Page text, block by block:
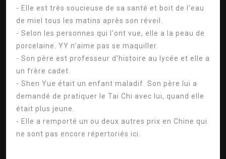
- Elle est très soucieuse de sa santé et boit de l'eau
de miel tous les matins après son réveil.
- Selon les personnes qui l'ont vue, elle a la peau de
porcelaine. YY n'aime pas se maquiller.
- Son père est professeur d'histoire au lycée et elle a
un frère cadet.
- Shen Yue était un enfant maladif. Son père lui a
demandé de pratiquer le Tai Chi avec lui, quand elle
était plus jeune.
- Elle a remporté un ou deux autres prix en Chine qui
ne sont pas encore répertoriés ici.